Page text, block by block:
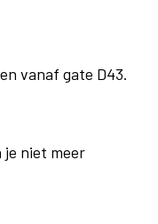
vanaf gate D43.
je niet meer